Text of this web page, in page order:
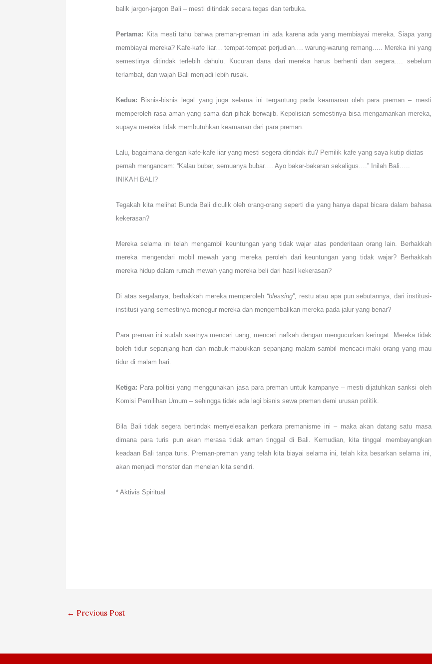
balik jargon-jargon Bali – mesti ditindak secara tegas dan terbuka.
Pertama: Kita mesti tahu bahwa preman-preman ini ada karena ada yang membiayai mereka. Siapa yang
membiayai mereka? Kafe-kafe liar… tempat-tempat perjudian…. warung-warung remang….. Mereka ini yang
semestinya ditindak terlebih dahulu. Kucuran dana dari mereka harus berhenti dan segera…. sebelum
terlambat, dan wajah Bali menjadi lebih rusak.
Kedua: Bisnis-bisnis legal yang juga selama ini tergantung pada keamanan oleh para preman – mesti
memperoleh rasa aman yang sama dari pihak berwajib. Kepolisian semestinya bisa mengamankan mereka,
supaya mereka tidak membutuhkan keamanan dari para preman.
Lalu, bagaimana dengan kafe-kafe liar yang mesti segera ditindak itu? Pemilik kafe yang saya kutip diatas
pernah mengancam: “Kalau bubar, semuanya bubar…. Ayo bakar-bakaran sekaligus….” Inilah Bali…..
INIKAH BALI?
Tegakah kita melihat Bunda Bali diculik oleh orang-orang seperti dia yang hanya dapat bicara dalam bahasa
kekerasan?
Mereka selama ini telah mengambil keuntungan yang tidak wajar atas penderitaan orang lain. Berhakkah
mereka mengendari mobil mewah yang mereka peroleh dari keuntungan yang tidak wajar? Berhakkah
mereka hidup dalam rumah mewah yang mereka beli dari hasil kekerasan?
Di atas segalanya, berhakkah mereka memperoleh “blessing”, restu atau apa pun sebutannya, dari institusi-
institusi yang semestinya menegur mereka dan mengembalikan mereka pada jalur yang benar?
Para preman ini sudah saatnya mencari uang, mencari nafkah dengan mengucurkan keringat. Mereka tidak
boleh tidur sepanjang hari dan mabuk-mabukkan sepanjang malam sambil mencaci-maki orang yang mau
tidur di malam hari.
Ketiga: Para politisi yang menggunakan jasa para preman untuk kampanye – mesti dijatuhkan sanksi oleh
Komisi Pemilihan Umum – sehingga tidak ada lagi bisnis sewa preman demi urusan politik.
Bila Bali tidak segera bertindak menyelesaikan perkara premanisme ini – maka akan datang satu masa
dimana para turis pun akan merasa tidak aman tinggal di Bali. Kemudian,
kita tinggal membayangkan
keadaan Bali tanpa turis. Preman-preman yang telah kita biayai selama ini, telah kita besarkan selama ini,
akan menjadi monster dan menelan kita sendiri.
* Aktivis Spiritual
← Previous Post